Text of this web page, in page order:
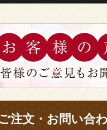
注文・お問い合